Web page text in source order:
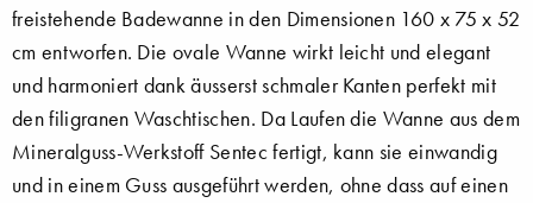
freistehende Badewanne in den Dimensionen 160 x 75 x 52
cm entworfen. Die ovale Wanne wirkt leicht und elegant
und harmoniert dank äusserst schmaler Kanten perfekt mit
den filigranen Waschtischen. Da Laufen die Wanne aus dem
Mineralguss-Werkstoff Sentec fertigt, kann sie einwandig
und in einem Guss ausgeführt werden, ohne dass auf einen